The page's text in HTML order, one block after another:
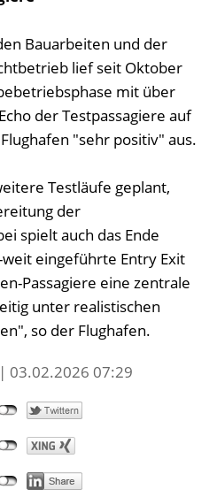
Bauarbeiten und der
lief seit Oktober
mit über
der Testpassagiere auf
"sehr positiv" aus.
Testläufe geplant,
der
spielt auch das Ende
weit eingeführte Entry Exit
Passagiere eine zentrale
unter realistischen
so der Flughafen.
03.02.2026 07:29